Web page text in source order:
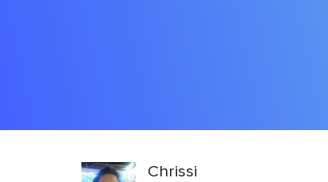
Chrissi